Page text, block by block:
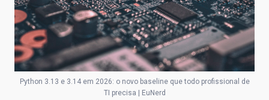
Python 3.13 e 3.14 em 2026: o novo baseline que todo profissional de
TI precisa | EuNerd